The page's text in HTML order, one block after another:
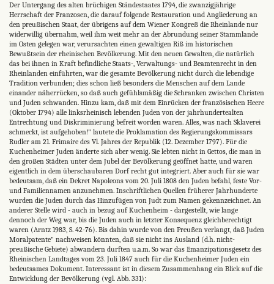
Der Untergang des alten brüchigen Ständestaates 1794, die zwanzigjährige
Herrschaft der Franzosen, die darauf folgende Restauration und Angliederung an
den preußischen Staat, der übrigens auf dem Wiener Kongreß die Rheinlande nur
widerwillig übernahm, weil ihm weit mehr an der Abrundung seiner Stammlande
im Osten gelegen war, verursachten einen gewaltigen Riß im historischen
Bewußtsein der rheinischen Bevölkerung. Mit den neuen Gewalten, die natürlich
das bei ihnen in Kraft befindliche Staats-, Verwaltungs- und Beamtenrecht in den
Rheinlanden einführten, war die gesamte Bevölkerung nicht durch die lebendige
Tradition verbunden; dies schon ließ besonders die Menschen auf dem Lande
einander näherrücken, so daß auch gefühlsmäßig die Schranken zwischen Christen
und Juden schwanden. Hinzu kam, daß mit dem Einrücken der französischen Heere
(Oktober 1794) alle linksrheinisch lebenden Juden von der jahrhundertealten
Entrechtung und Diskriminierung befreit worden waren. Alles, was nach Sklaverei
schmeckt, ist aufgehoben!" lautete die Proklamation des Regierungskommissars
Rudler am 21. Frimaire des Vl. Jahres der Republik (12. Dezember 1797). Für die
Kuchenheimer Juden änderte sich aber wenig. Sie lebten nicht in Gettos, die man in
den großen Städten unter dem Jubel der Bevölkerung geöffnet hatte, und waren
eigentlich in dem überschaubaren Dorf recht gut integriert. Aber auch für sie war
bedeutsam, daß ein Dekret Napoleons vom 20. Juli 1808 den Juden befahl, feste Vor-
und Familiennamen anzunehmen. Inschriftlichen Quellen früherer Jahrhunderte
wurden die Juden durch das Hinzufügen von Judt zum Namen gekennzeichnet. An
anderer Stelle wird - auch in bezug auf Kuchenheim - dargestellt, wie lange
dennoch der Weg war, bis die Juden auch in letzter Konsequenz gleichberechtigt
waren (Arntz 1983, S. 42-76). Bis dahin wurde von den Preußen verlangt, daß Juden
Moralpatente" nachweisen könnten, daß sie nicht ins Ausland (d.h. nicht-
preußische Gebiete) abwandern durften u.a.m. So war das Emanzipationsgesetz des
Rheinischen Landtages vom 23. Juli 1847 auch für die Kuchenheimer Juden ein
bedeutsames Dokument. Interessant ist in diesem Zusammenhang ein Blick auf die
Entwicklung der Bevölkerung (vgl. Abb. 331):